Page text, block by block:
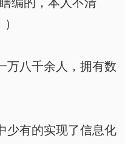
八千余人，拥有数
有的实现了信息化